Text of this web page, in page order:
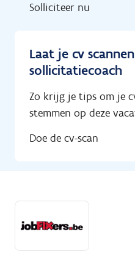
Solliciteer nu
Laat je cv
sollicitatiecoach
Zo krijg je tips om je
stemmen op deze
Doe de cv-scan